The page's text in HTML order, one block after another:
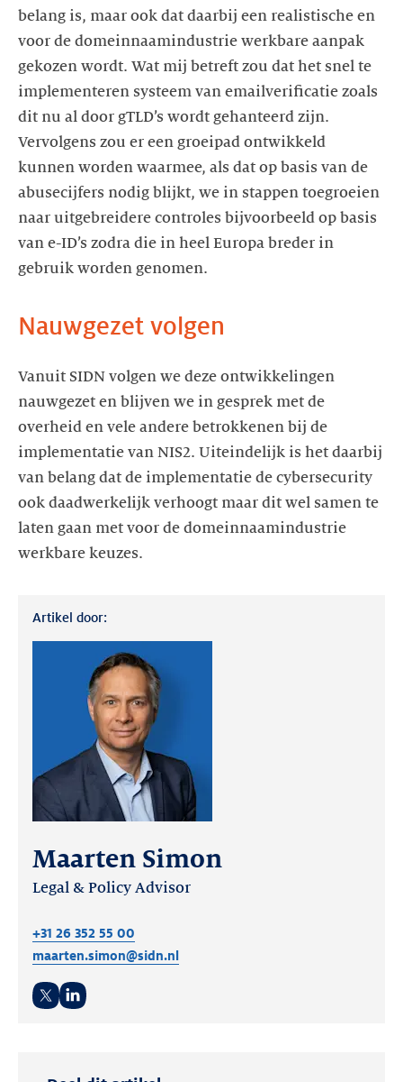
belang is, maar ook dat daarbij een realistische en
voor de domeinnaamindustrie werkbare aanpak
gekozen wordt. Wat mij betreft zou dat het snel te
implementeren systeem van emailverificatie zoals
dit nu al door gTLD’s wordt gehanteerd zijn.
Vervolgens zou er een groeipad ontwikkeld
kunnen worden waarmee, als dat op basis van de
abusecijfers nodig blijkt, we in stappen toegroeien
naar uitgebreidere controles bijvoorbeeld op basis
van e-ID’s zodra die in heel Europa breder in
gebruik worden genomen.
Nauwgezet volgen
Vanuit SIDN volgen we deze ontwikkelingen
nauwgezet en blijven we in gesprek met de
overheid en vele andere betrokkenen bij de
implementatie van NIS2. Uiteindelijk is het daarbij
van belang dat de implementatie de cybersecurity
ook daadwerkelijk verhoogt maar dit wel samen te
laten gaan met voor de domeinnaamindustrie
werkbare keuzes.
Artikel door:
Maarten Simon
Legal & Policy Advisor
+31 26 352 55 00
maarten.simon@sidn.nl